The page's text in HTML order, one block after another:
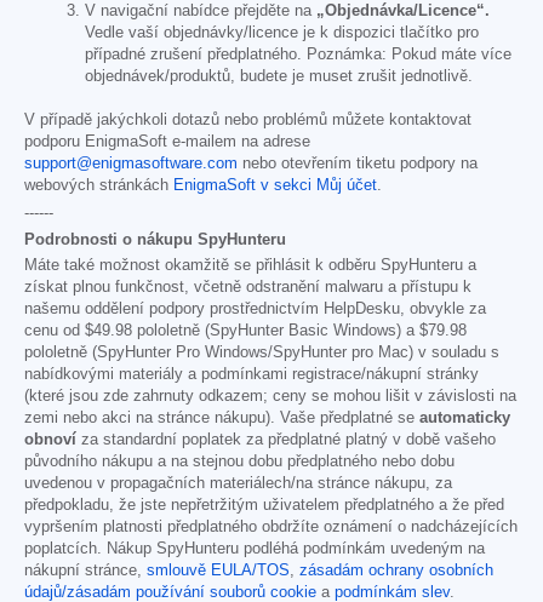
V navigační nabídce přejděte na „Objednávka/Licence“.
Vedle vaší objednávky/licence je k dispozici tlačítko pro
případné zrušení předplatného. Poznámka: Pokud máte více
objednávek/produktů, budete je muset zrušit jednotlivě.
V případě jakýchkoli dotazů nebo problémů můžete kontaktovat
podporu EnigmaSoft e-mailem na adrese
support@enigmasoftware.com nebo otevřením tiketu podpory na
webových stránkách EnigmaSoft v sekci Můj účet
------
Podrobnosti o nákupu SpyHunteru
Máte také možnost okamžitě se přihlásit k odběru SpyHunteru a
získat plnou funkčnost, včetně odstranění malwaru a přístupu k
našemu oddělení podpory prostřednictvím HelpDesku, obvykle za
cenu od $49.98 pololetně (SpyHunter Basic Windows) a $79.98
pololetně (SpyHunter Pro Windows/SpyHunter pro Mac) v souladu s
nabídkovými materiály a podmínkami registrace/nákupní stránky
(které jsou zde zahrnuty odkazem; ceny se mohou lišit v závislosti na
zemi nebo akci na stránce nákupu). Vaše předplatné se automaticky
obnoví za standardní poplatek za předplatné platný v době vašeho
původního nákupu a na stejnou dobu předplatného nebo dobu
uvedenou v propagačních materiálech/na stránce nákupu, za
předpokladu, že jste nepřetržitým uživatelem předplatného a že před
vypršením platnosti předplatného obdržíte oznámení o nadcházejících
poplatcích. Nákup SpyHunteru podléhá podmínkám uvedeným na
nákupní stránce, smlouvě EULA/TOS
zásadám ochrany osobních
údajů/zásadám používání souborů cookie a podmínkám slev.